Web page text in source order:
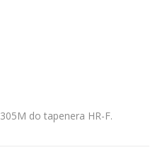
do tapenera HR-F.